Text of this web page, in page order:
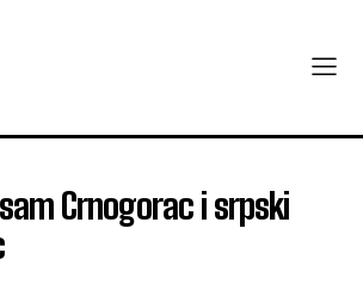
Crnogorac i srpski